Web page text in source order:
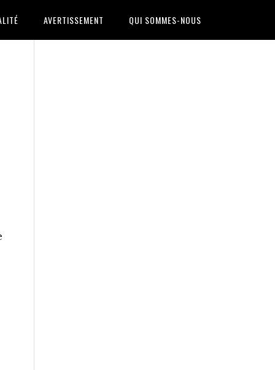
AVERTISSEMENT QUI SOMMES-NOUS